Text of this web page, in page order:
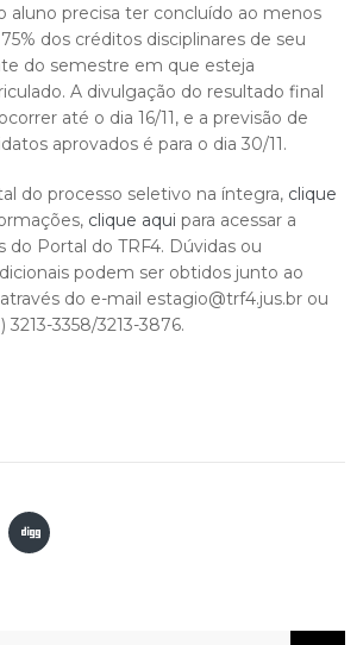
aluno precisa ter concluído ao menos
dos créditos disciplinares de seu
do semestre em que esteja
A divulgação do resultado final
até o dia 16/11, e a previsão de
aprovados é para o dia 30/11.
do processo seletivo na íntegra, clique
clique aqui para acessar a
do Portal do TRF4. Dúvidas ou
podem ser obtidos junto ao
do e-mail estagio@trf4.jus.br ou
3358/3213-3876.